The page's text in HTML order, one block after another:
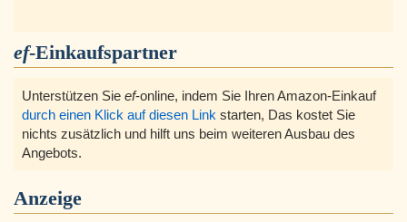
ef-Einkaufspartner
Unterstützen Sie ef-online, indem Sie Ihren Amazon-Einkauf
durch einen Klick auf diesen Link starten, Das kostet Sie
nichts zusätzlich und hilft uns beim weiteren Ausbau des
Angebots.
Anzeige